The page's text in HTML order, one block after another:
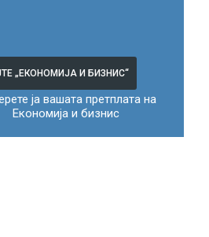
„ЕКОНОМИЈА И БИЗНИС“
ја вашата претплата на
Економија и бизнис